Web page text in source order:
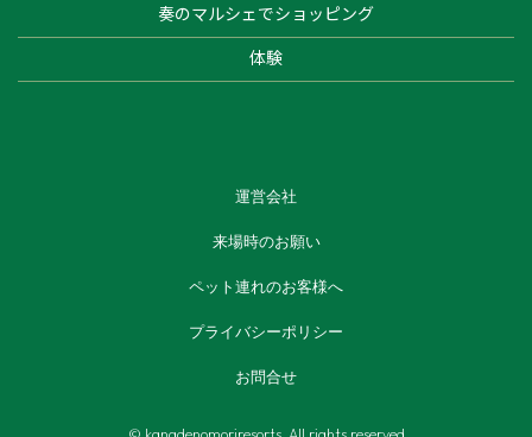
奏のマルシェでショッピング
体験
運営会社
来場時のお願い
ペット連れのお客様へ
プライバシーポリシー
お問合せ